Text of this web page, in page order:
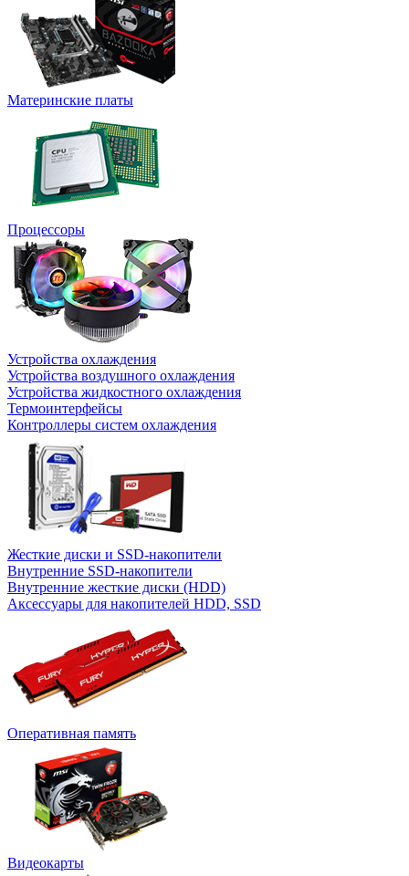
Материнские платы
Процессоры
Устройства охлаждения
Устройства воздушного охлаждения
Устройства жидкостного охлаждения
Термоинтерфейсы
Контроллеры систем охлаждения
Жесткие диски и SSD-накопители
Внутренние SSD-накопители
Внутренние жесткие диски (HDD)
Аксессуары для накопителей HDD, SSD
Оперативная память
Видеокарты